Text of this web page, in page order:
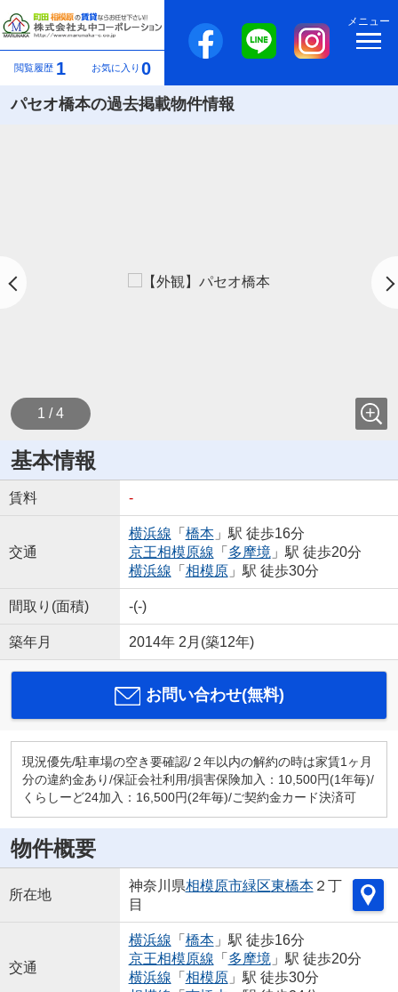
閲覧履歴 1 お気に入り 0
メニュー
パセオ橋本の過去掲載物件情報
1 / 4
基本情報
賃料 -
交通
横浜線 「 橋本」駅 徒歩16分
京王相模原線 「 多摩境 」駅 徒歩20分
横浜線 「 相模原」駅 徒歩30分
間取り(面積) -(-)
築年月 2014年 2月(築12年)
お問い合わせ(無料)
現況優先/駐車場の空き要確認/２年以内の解約の時は家賃1ヶ月
分の違約金あり/保証会社利用/損害保険加入：10,500円(1年毎)/
くらしーど24加入：16,500円(2年毎)/ご契約金カード決済可
物件概要
所在地
神奈川県相模原市緑区東橋本２丁
目
交通
横浜線 「 橋本」駅 徒歩16分
京王相模原線 「 多摩境 」駅 徒歩20分
横浜線 「 相模原」駅 徒歩30分